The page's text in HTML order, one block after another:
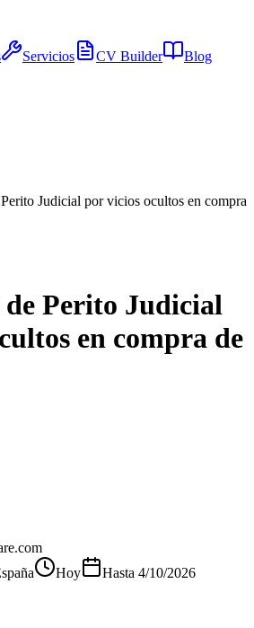
Servicios CV Builder Blog
Judicial por vicios ocultos en compra
Perito Judicial
en compra de
Hoy Hasta 4/10/2026